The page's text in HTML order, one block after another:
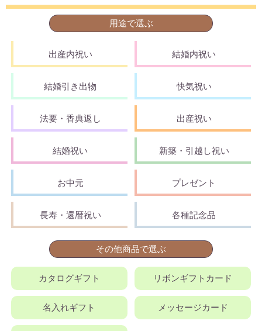
用途で選ぶ
出産内祝い 結婚内祝い
結婚引き出物 快気祝い
法要・香典返し 出産祝い
結婚祝い 新築・引越し祝い
お中元 プレゼント
長寿・還暦祝い 各種記念品
その他商品で選ぶ
カタログギフト リボンギフトカード
名入れギフト メッセージカード